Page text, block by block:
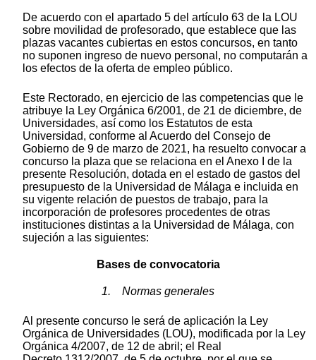
De acuerdo con el apartado 5 del artículo 63 de la LOU
sobre movilidad de profesorado, que establece que las
plazas vacantes cubiertas en estos concursos, en tanto
no suponen ingreso de nuevo personal, no computarán a
los efectos de la oferta de empleo público.
Este Rectorado, en ejercicio de las competencias que le
atribuye la Ley Orgánica 6/2001, de 21 de diciembre, de
Universidades, así como los Estatutos de esta
Universidad, conforme al Acuerdo del Consejo de
Gobierno de 9 de marzo de 2021, ha resuelto convocar a
concurso la plaza que se relaciona en el Anexo I de la
presente Resolución, dotada en el estado de gastos del
presupuesto de la Universidad de Málaga e incluida en
su vigente relación de puestos de trabajo, para la
incorporación de profesores procedentes de otras
instituciones distintas a la Universidad de Málaga, con
sujeción a las siguientes:
Bases de convocatoria
1. Normas generales
Al presente concurso le será de aplicación la Ley
Orgánica de Universidades (LOU), modificada por la Ley
Orgánica 4/2007, de 12 de abril; el Real